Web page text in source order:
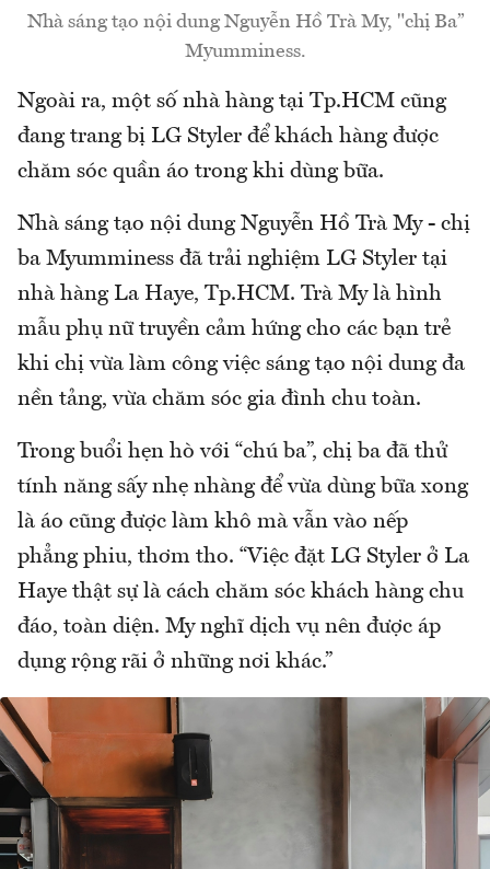
Nhà sáng tạo nội dung Nguyễn Hồ Trà My, "chị Ba”
Myumminess.
Ngoài ra, một số nhà hàng tại Tp.HCM cũng
đang trang bị LG Styler để khách hàng được
chăm sóc quần áo trong khi dùng bữa.
Nhà sáng tạo nội dung Nguyễn Hồ Trà My - chị
ba Myumminess đã trải nghiệm LG Styler tại
nhà hàng La Haye, Tp.HCM. Trà My là hình
mẫu phụ nữ truyền cảm hứng cho các bạn trẻ
khi chị vừa làm công việc sáng tạo nội dung đa
nền tảng, vừa chăm sóc gia đình chu toàn.
Trong buổi hẹn hò với “chú ba”, chị ba đã thử
tính năng sấy nhẹ nhàng để vừa dùng bữa xong
là áo cũng được làm khô mà vẫn vào nếp
phẳng phiu, thơm tho. “Việc đặt LG Styler ở La
Haye thật sự là cách chăm sóc khách hàng chu
đáo, toàn diện. My nghĩ dịch vụ nên được áp
dụng rộng rãi ở những nơi khác.”